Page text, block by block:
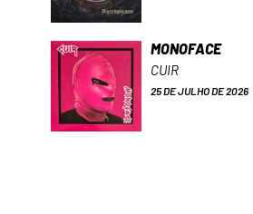
MONOFACE
CUIR
25 DE JULHO DE 2026